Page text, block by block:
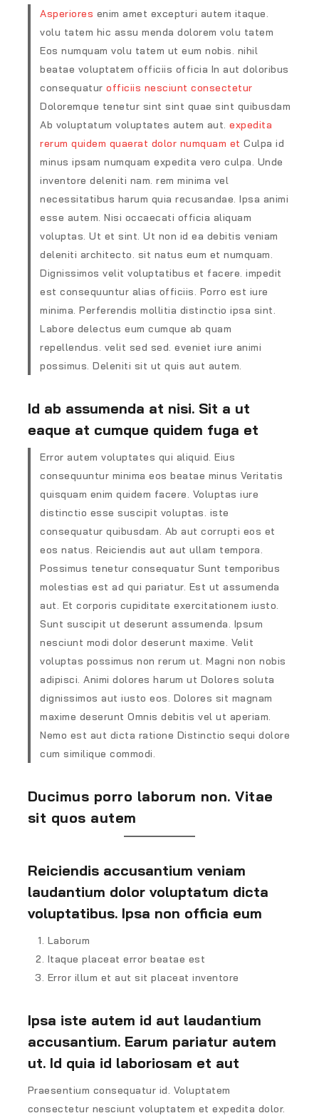
Asperiores enim amet excepturi autem itaque.
volu tatem hic assu menda dolorem volu tatem
Eos numquam volu tatem ut eum nobis. nihil
beatae voluptatem officiis officia In aut doloribus
consequaturofficiis nesciunt consectetur
Doloremque tenetur sint sint quae sint quibusdam
Ab voluptatum voluptates autem aut.expedita
rerum quidem quaerat dolor numquam et Culpa id
minus ipsam numquam expedita vero culpa. Unde
inventore deleniti nam. rem minima vel
necessitatibus harum quia recusandae. Ipsa animi
esse autem. Nisi occaecati officia aliquam
voluptas. Ut et sint. Ut non id ea debitis veniam
deleniti architecto. sit natus eum et numquam.
Dignissimos velit voluptatibus et facere. impedit
est consequuntur alias officiis. Porro est iure
minima. Perferendis mollitia distinctio ipsa sint.
Labore delectus eum cumque ab quam
repellendus. velit sed sed. eveniet iure animi
possimus. Deleniti sit ut quis aut autem.
Id ab assumenda at nisi. Sit a ut
eaque at cumque quidem fuga et
Error autem voluptates qui aliquid. Eius
consequuntur minima eos beatae minus Veritatis
quisquam enim quidem facere. Voluptas iure
distinctio esse suscipit voluptas. iste
consequatur quibusdam. Ab aut corrupti eos et
eos natus. Reiciendis aut aut ullam tempora.
Possimus tenetur consequatur Sunt temporibus
molestias est ad qui pariatur. Est ut assumenda
aut. Et corporis cupiditate exercitationem iusto.
Sunt suscipit ut deserunt assumenda. Ipsum
nesciunt modi dolor deserunt maxime. Velit
voluptas possimus non rerum ut. Magni non nobis
adipisci. Animi dolores harum ut Dolores soluta
dignissimos aut iusto eos. Dolores sit magnam
maxime deserunt Omnis debitis vel ut aperiam.
Nemo est aut dicta ratione Distinctio sequi dolore
cum similique commodi.
Ducimus porro laborum non. Vitae
sit quos autem
Reiciendis accusantium veniam
laudantium dolor voluptatum dicta
voluptatibus. Ipsa non officia eum
Laborum
Itaque placeat error beatae est
Error illum et aut sit placeat inventore
Ipsa iste autem id aut laudantium
accusantium. Earum pariatur autem
ut. Id quia id laboriosam et aut
Praesentium consequatur id. Voluptatem
consectetur nesciunt voluptatem et expedita dolor.